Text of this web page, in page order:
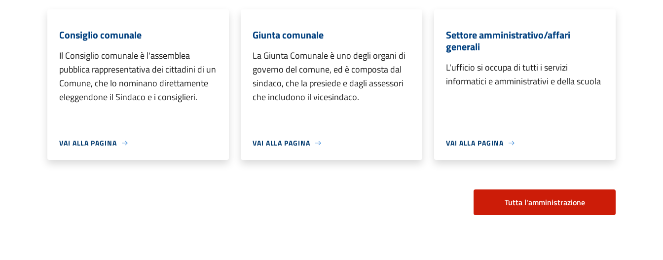
Consiglio comunale
Il Consiglio comunale è l'assemblea
pubblica rappresentativa dei cittadini di un
Comune, che lo nominano direttamente
eleggendone il Sindaco e i consiglieri.
VAI ALLA PAGINA
Giunta comunale
La Giunta Comunale è uno degli organi di
governo del comune, ed è composta dal
sindaco, che la presiede e dagli assessori
che includono il vicesindaco.
VAI ALLA PAGINA
Settore amministrativo/affari
generali
L'ufficio si occupa di tutti i servizi
informatici e amministrativi e della scuola
VAI ALLA PAGINA
Tutta l'amministrazione